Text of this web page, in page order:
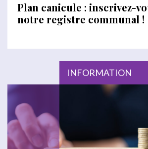
Plan canicule : inscrivez-
notre registre communal !
INFORMATION